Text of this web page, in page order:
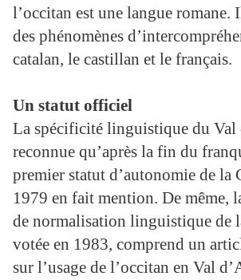
l’occitan est une langue romane.
des phénomènes
catalan, le castillan et le français.
Un statut officiel
La spécificité linguistique du Val
reconnue qu’après la fin du
premier statut d’autonomie de la
1979 en fait mention. De même,
de normalisation linguistique de
votée en 1983, comprend un
sur l’usage de l’occitan en Val